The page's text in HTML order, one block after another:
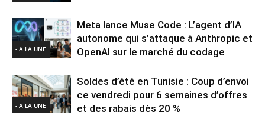
- A LA UNE
Meta lance Muse Code : L’agent d’IA
autonome qui s’attaque à Anthropic et
OpenAI sur le marché du codage
- A LA UNE
Soldes d’été en Tunisie : Coup d’envoi
ce vendredi pour 6 semaines d’offres
et des rabais dès 20 %